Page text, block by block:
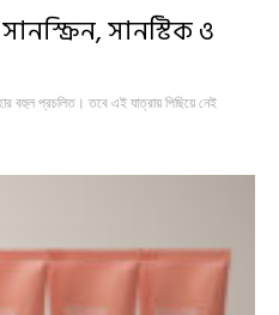
সানস্টিক ও
বহুল প্রচলিত। তবে এই যাত্রায় পিছিয়ে নেই